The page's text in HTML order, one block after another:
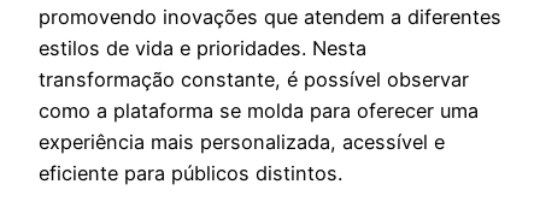
promovendo inovações que atendem a diferentes
estilos de vida e prioridades. Nesta
transformação constante, é possível observar
como a plataforma se molda para oferecer uma
experiência mais personalizada, acessível e
eficiente para públicos distintos.